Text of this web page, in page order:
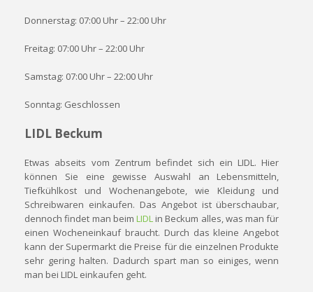
Donnerstag: 07:00 Uhr – 22:00 Uhr
Freitag: 07:00 Uhr – 22:00 Uhr
Samstag: 07:00 Uhr – 22:00 Uhr
Sonntag: Geschlossen
LIDL Beckum
Etwas abseits vom Zentrum befindet sich ein LIDL. Hier
können Sie eine gewisse Auswahl an Lebensmitteln,
Tiefkühlkost und Wochenangebote, wie Kleidung und
Schreibwaren einkaufen. Das Angebot ist überschaubar,
dennoch findet man beimLIDL in Beckum alles, was man für
einen Wocheneinkauf braucht. Durch das kleine Angebot
kann der Supermarkt die Preise für die einzelnen Produkte
sehr gering halten. Dadurch spart man so einiges, wenn
man bei LIDL einkaufen geht.